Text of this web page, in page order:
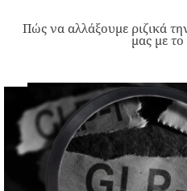
Πώς να αλλάξουμε ριζικά
μας με